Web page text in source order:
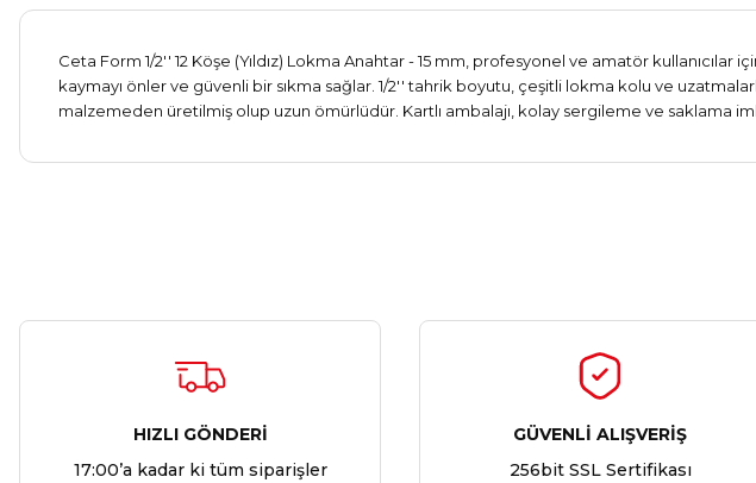
Ceta Form 1/2'' 12 Köşe (Yıldız) Lokma Anahtar - 15 mm, profesyonel ve amatör
kaymayı önler ve güvenli bir sıkma sağlar. 1/2'' tahrik boyutu, çeşitli lokma kolu ve
malzemeden üretilmiş olup uzun ömürlüdür. Kartlı ambalajı, kolay sergileme ve saklama
HIZLI GÖNDERİ
17:00’a kadar ki tüm siparişler
GÜVENLİ ALIŞVERİŞ
256bit SSL Sertifikası